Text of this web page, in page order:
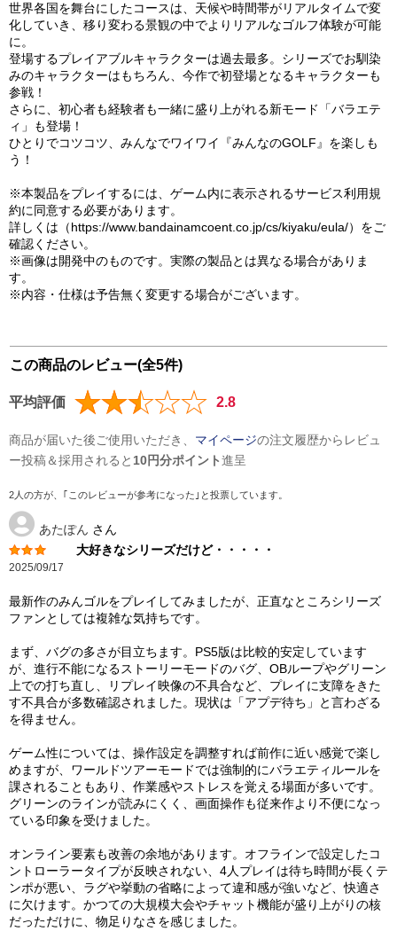
世界各国を舞台にしたコースは、天候や時間帯がリアルタイムで変
化していき、移り変わる景観の中でよりリアルなゴルフ体験が可能
に。
登場するプレイアブルキャラクターは過去最多。シリーズでお馴染
みのキャラクターはもちろん、今作で初登場となるキャラクターも
参戦！
さらに、初心者も経験者も一緒に盛り上がれる新モード「バラエテ
ィ」も登場！
ひとりでコツコツ、みんなでワイワイ『みんなのGOLF』を楽しも
う！
※本製品をプレイするには、ゲーム内に表示されるサービス利用規
約に同意する必要があります。
詳しくは（https://www.bandainamcoent.co.jp/cs/kiyaku/eula/）をご
確認ください。
※画像は開発中のものです。実際の製品とは異なる場合がありま
す。
※内容・仕様は予告無く変更する場合がございます。
この商品のレビュー(全5件)
平均評価 2.8
商品が届いた後ご使用いただき、 マイページの注文履歴からレビュ
ー投稿＆採用されると 10円分ポイント進呈
2人の方が、｢このレビューが参考になった｣と投票しています。
あたぽん さん
大好きなシリーズだけど・・・・・
2025/09/17
最新作のみんゴルをプレイしてみましたが、正直なところシリーズ
ファンとしては複雑な気持ちです。
まず、バグの多さが目立ちます。PS5版は比較的安定しています
が、進行不能になるストーリーモードのバグ、OBループやグリーン
上での打ち直し、リプレイ映像の不具合など、プレイに支障をきた
す不具合が多数確認されました。現状は「アプデ待ち」と言わざる
を得ません。
ゲーム性については、操作設定を調整すれば前作に近い感覚で楽し
めますが、ワールドツアーモードでは強制的にバラエティルールを
課されることもあり、作業感やストレスを覚える場面が多いです。
グリーンのラインが読みにくく、画面操作も従来作より不便になっ
ている印象を受けました。
オンライン要素も改善の余地があります。オフラインで設定したコ
ントローラータイプが反映されない、4人プレイは待ち時間が長くテ
ンポが悪い、ラグや挙動の省略によって違和感が強いなど、快適さ
に欠けます。かつての大規模大会やチャット機能が盛り上がりの核
だっただけに、物足りなさを感じました。